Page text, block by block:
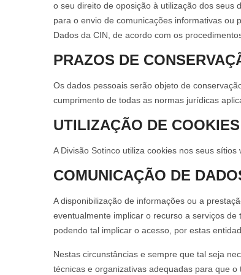
o seu direito de oposição à utilização dos seus
para o envio de comunicações informativas ou
Dados da CIN, de acordo com os
PRAZOS DE
Os dados pessoais serão objeto de
cumprimento de todas as normas jurídicas
UTILIZAÇÃO DE COOKIES
A Divisão Sotinco utiliza cookies nos seus
COMUNICAÇÃO DE
A disponibilização de informações ou a
eventualmente implicar o recurso a serviços
podendo tal implicar o acesso, por estas
Nestas circunstâncias e sempre que tal seja
técnicas e organizativas adequadas para que